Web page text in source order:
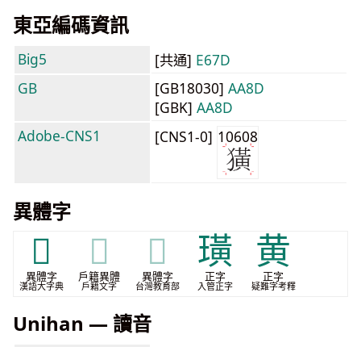
東亞編碼資訊
Big5 [共通] E67D
GB
[GB18030] AA8D
[GBK] AA8D
Adobe-CNS1
[CNS1-0] 10608
異體字
𤟡
異體字
漢語大字典
𤟡
戶籍異體
戶籍文字
𤟡
異體字
台灣教育部
璜
正字
入管正字
黄
正字
疑難字考釋
Unihan — 讀音